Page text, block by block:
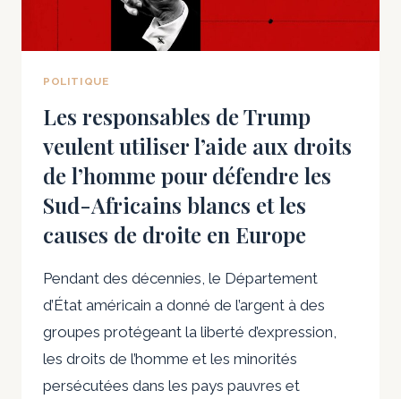
CONTRIBUÉ
AU
SUR
DES
PRIVÉES
ISLAMIQUES
POLITIQUE
Les responsables de Trump
veulent utiliser l’aide aux droits
de l’homme pour défendre les
Sud-Africains blancs et les
causes de droite en Europe
Pendant des décennies, le Département
d’État américain a donné de l’argent à des
groupes protégeant la liberté d’expression,
les droits de l’homme et les minorités
persécutées dans les pays pauvres et